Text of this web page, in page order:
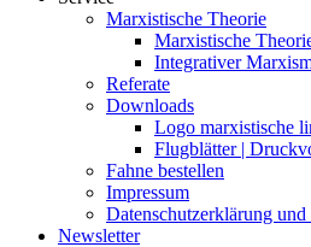
Marxistische Theorie
Marxistische
Integrativer
Referate
Downloads
Logo marxistische
Flugblätter |
Fahne bestellen
Impressum
Datenschutzerklärung
Newsletter